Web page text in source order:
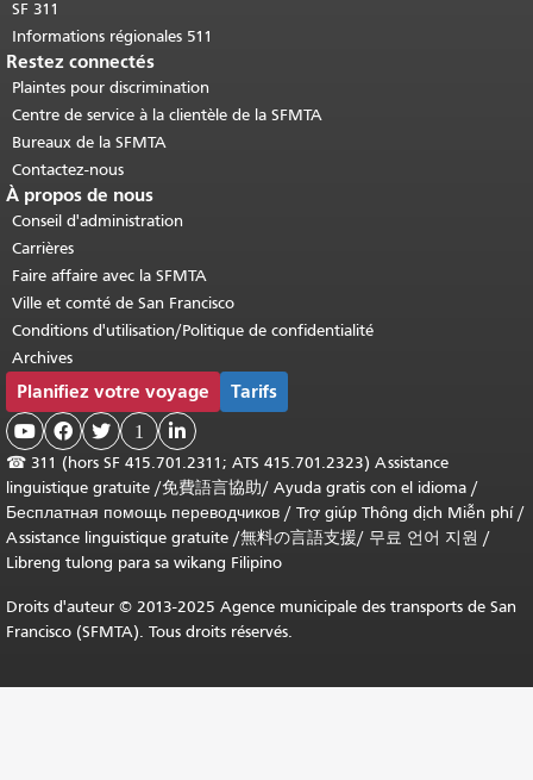
SF 311
Informations régionales 511
Restez connectés
Plaintes pour discrimination
Centre de service à la clientèle de la SFMTA
Bureaux de la SFMTA
Contactez-nous
À propos de nous
Conseil d'administration
Carrières
Faire affaire avec la SFMTA
Ville et comté de San Francisco
Conditions d'utilisation/Politique de confidentialité
Archives
Planifiez votre voyage Tarifs
   1 
☎ 311 (hors SF 415.701.2311; ATS 415.701.2323) Assistance
linguistique gratuite /免費語言協助/ Ayuda gratis con el idioma /
Бесплатная помощь переводчиков / Trợ giúp Thông dịch Miễn phí/
Assistance linguistique gratuite /無料の言語支援/ 무료 언어 지원 /
Libreng tulong para sa wikang Filipino
Droits d'auteur © 2013-2025 Agence municipale des transports de San
Francisco (SFMTA). Tous droits réservés.